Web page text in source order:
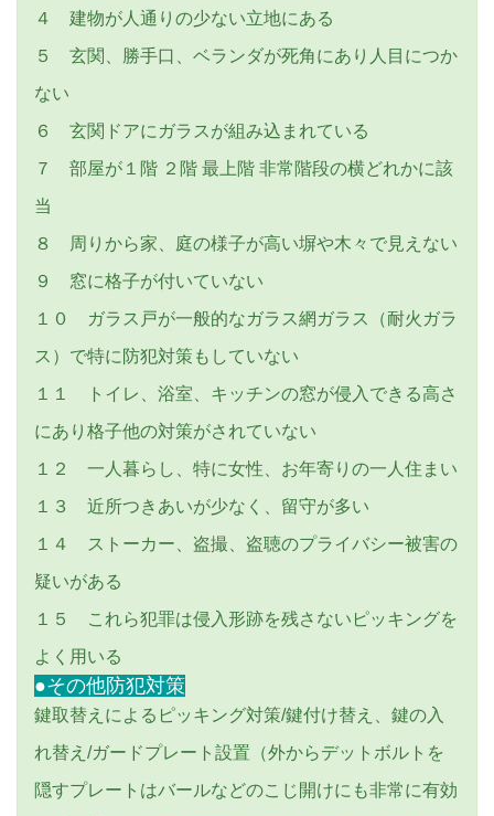
４ 建物が人通りの少ない立地にある
５ 玄関、勝手口、ベランダが死角にあり人目につか
ない
６ 玄関ドアにガラスが組み込まれている
７ 部屋が１階 ２階 最上階 非常階段の横どれかに該
当
８ 周りから家、庭の様子が高い塀や木々で見えない
９ 窓に格子が付いていない
１０ ガラス戸が一般的なガラス網ガラス（耐火ガラ
ス）で特に防犯対策もしていない
１１ トイレ、浴室、キッチンの窓が侵入できる高さ
にあり格子他の対策がされていない
１２ 一人暮らし、特に女性、お年寄りの一人住まい
１３ 近所つきあいが少なく、留守が多い
１４ ストーカー、盗撮、盗聴のプライバシー被害の
疑いがある
１５ これら犯罪は侵入形跡を残さないピッキングを
よく用いる
●その他防犯対策
鍵取替えによるピッキング対策/鍵付け替え、鍵の入
れ替え/ガードプレート設置（外からデットボルトを
隠すプレートはバールなどのこじ開けにも非常に有効